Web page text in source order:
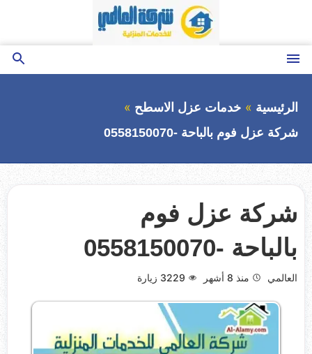
المحتوى
القائمة
بحث
الرئيسية
خدمات عزل الاسطح
شركة عزل فوم بالباحة -0558150070
شركة عزل فوم
بالباحة -0558150070
العالمي منذ 8 أشهر 3229 زيارة